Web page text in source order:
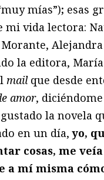
mías”); esas
mi vida lectora:
la editora, María
mailque desde
amor,
la novela
en un día,yo,
cosas, me
a mí misma